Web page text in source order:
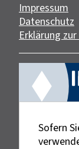
Impressum
Datenschutz
Erklärung
Sofern